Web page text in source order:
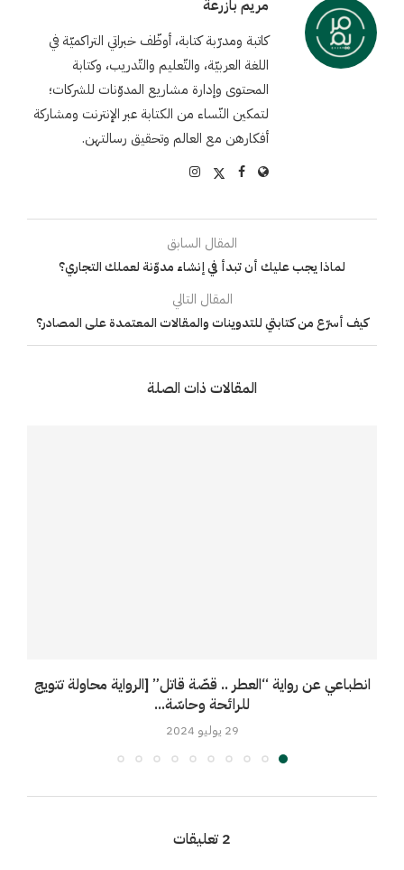
مريم بازرعة
كاتبة ومدرّبة كتابة، أوظّف خبراتي التراكميّة في
اللغة العربيّة، والتّعليم والتّدريب، وكتابة
المحتوى وإدارة مشاريع المدوّنات للشركات؛
لتمكين النّساء من الكتابة عبر الإنترنت ومشاركة
أفكارهن مع العالم وتحقيق رسالتهن.
المقال السابق
لماذا يجب عليك أن تبدأ في إنشاء مدوّنة لعملك التجاري؟
المقال التالي
كيف أسرّع من كتابتي للتدوينات والمقالات المعتمدة على المصادر؟
المقالات ذات الصلة
انطباعي عن رواية “العطر .. قصّة قاتل” [الرواية محاولة تتويج
للرائحة وحاسّة...
29 يوليو 2024
2 تعليقات